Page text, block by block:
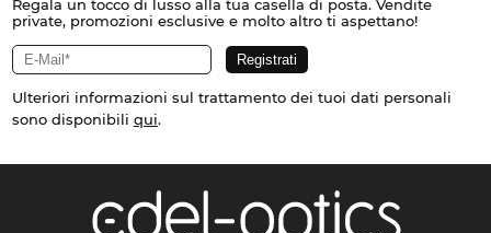
Regala un tocco di lusso alla tua casella di posta. Vendite
private, promozioni esclusive e molto altro ti aspettano!
Ulteriori informazioni sul trattamento dei tuoi dati personali
sono disponibili qui.